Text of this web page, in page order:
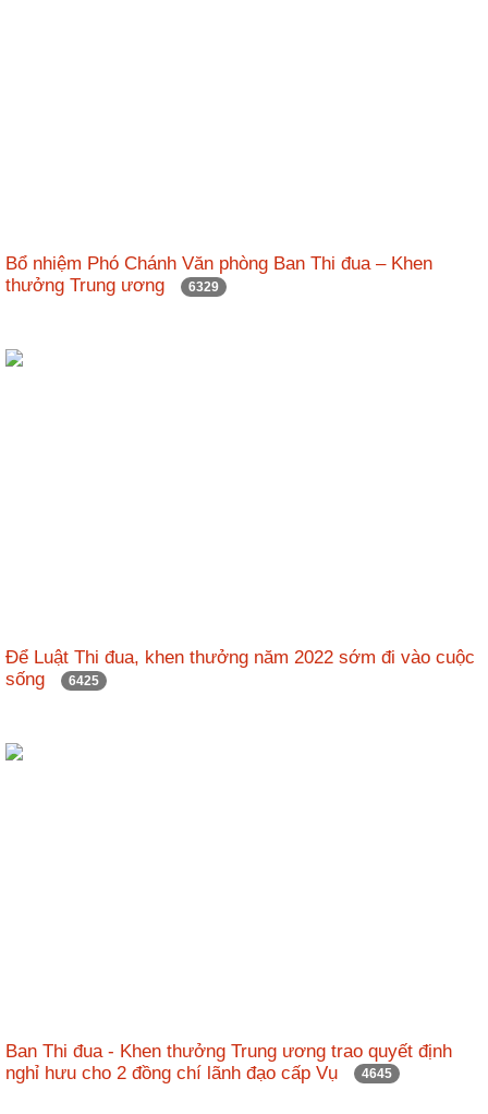
Bổ nhiệm Phó Chánh Văn phòng Ban Thi đua – Khen
thưởng Trung ương
6329
Để Luật Thi đua, khen thưởng năm 2022 sớm đi vào cuộc
sống
6425
Ban Thi đua - Khen thưởng Trung ương trao quyết định
nghỉ hưu cho 2 đồng chí lãnh đạo cấp Vụ
4645